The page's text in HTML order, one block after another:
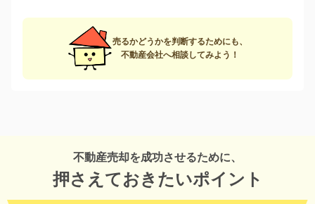
売るかどうかを判断するためにも、
不動産会社へ相談してみよう！
不動産売却を成功させるために、
押さえておきたいポイント